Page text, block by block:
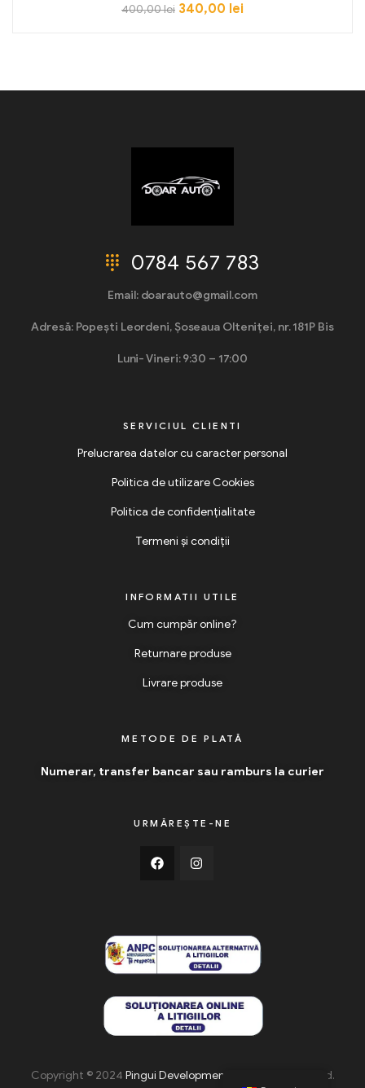
400,00lei 340,00 lei
0784 567 783
Email: doarauto@gmail.com
Adresă: Popești Leordeni, Șoseaua Olteniței, nr. 181P Bis
Luni- Vineri: 9:30 – 17:00
SERVICIUL CLIENTI
Prelucrarea datelor cu caracter personal
Politica de utilizare Cookies
Politica de confidențialitate
Termeni și condiții
INFORMATII UTILE
Cum cumpăr online?
Returnare produse
Livrare produse
METODE DE PLATĂ
Numerar, transfer bancar sau ramburs la curier
URMĂREȘTE-NE
Copyright © 2024 Pingui Development . All Rights Reserved.